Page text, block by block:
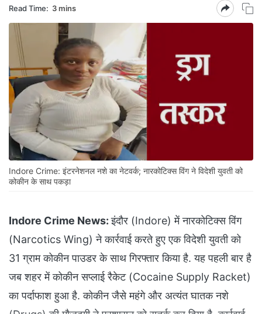
Read Time: 3 mins
Indore Crime: इंटरनेशनल नशे का नेटवर्क; नारकोटिक्स विंग ने विदेशी युवती को
कोकीन के साथ पकड़ा
Indore Crime News:इंदौर (Indore) में नारकोटिक्स विंग
(Narcotics Wing) ने कार्रवाई करते हुए एक विदेशी युवती को
31 ग्राम कोकीन पाउडर के साथ गिरफ्तार किया है. यह पहली बार है
जब शहर में कोकीन सप्लाई रैकेट (Cocaine Supply Racket)
का पर्दाफाश हुआ है. कोकीन जैसे महंगे और अत्यंत घातक नशे